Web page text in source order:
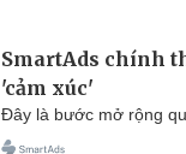
SmartAds chính
'cảm xúc'
Đây là bước mở rộng